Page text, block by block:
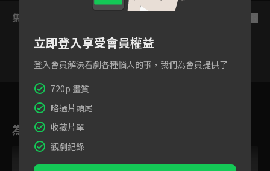
集數列表
2
為您推薦
立即登入享受會員權益
登入會員解決看劇各種惱人的事，我們為會員提供了
720p 畫質
略過片頭尾
收藏片單
觀劇紀錄